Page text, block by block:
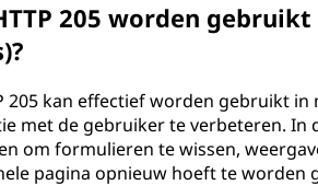
205 worden
205 kan effectief worden gebruikt
met de gebruiker te verbeteren.
om formulieren te wissen,
pagina opnieuw hoeft te worden